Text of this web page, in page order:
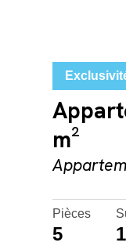
m²
Pièces
5